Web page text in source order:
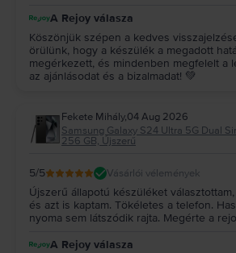
A Rejoy válasza
Köszönjük szépen a kedves
örülünk, hogy a készülék a megadott
megérkezett, és mindenben megfelelt a
az ajánlásodat és a bizalmadat! 💚
Fekete Mihály,04 Aug 2026
Samsung Galaxy S24 Ultra 5G Dual
256 GB, Újszerű
5/5 Vásárlói vélemények
Újszerű állapotú készüléket
és azt is kaptam. Tökéletes a telefon.
nyoma sem látszódik rajta. Megérte a
A Rejoy válasza